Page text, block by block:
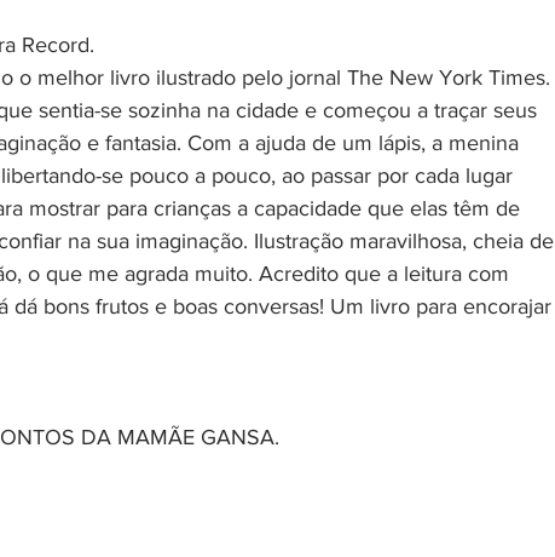
Record.
o melhor livro ilustrado pelo jornal The New York Times.
sentia-se sozinha na cidade e começou a traçar seus
e fantasia. Com a ajuda de um lápis, a menina
se pouco a pouco, ao passar por cada lugar
mostrar para crianças a capacidade que elas têm de
na sua imaginação. Ilustração maravilhosa, cheia de
o que me agrada muito. Acredito que a leitura com
dá bons frutos e boas conversas! Um livro para encorajar
DA MAMÃE GANSA.